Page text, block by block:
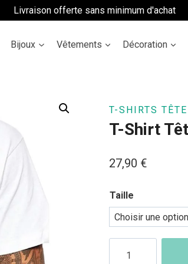
Livraison offerte sans minimum d'achat
Bijoux Vêtements Décoration
T-SHIRTS
T-Shirt
27,90 €
Taille